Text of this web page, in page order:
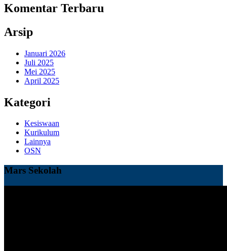
Komentar Terbaru
Arsip
Januari 2026
Juli 2025
Mei 2025
April 2025
Kategori
Kesiswaan
Kurikulum
Lainnya
OSN
Mars Sekolah